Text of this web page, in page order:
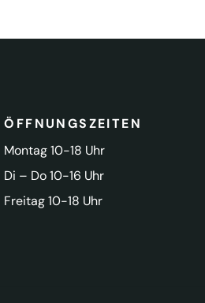
ÖFFNUNGSZEITEN
Montag 10-18 Uhr
Di – Do 10-16 Uhr
Freitag 10-18 Uhr